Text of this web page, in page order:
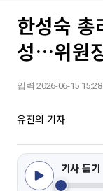
한성숙 총
성…위원
입력 2026-06-15 15:28
유진의 기자
기사 듣기